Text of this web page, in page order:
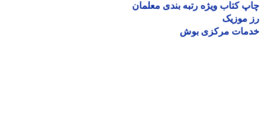
کتاب ویژه رتبه بندی معلمان
موزیک
مرکزی بوش